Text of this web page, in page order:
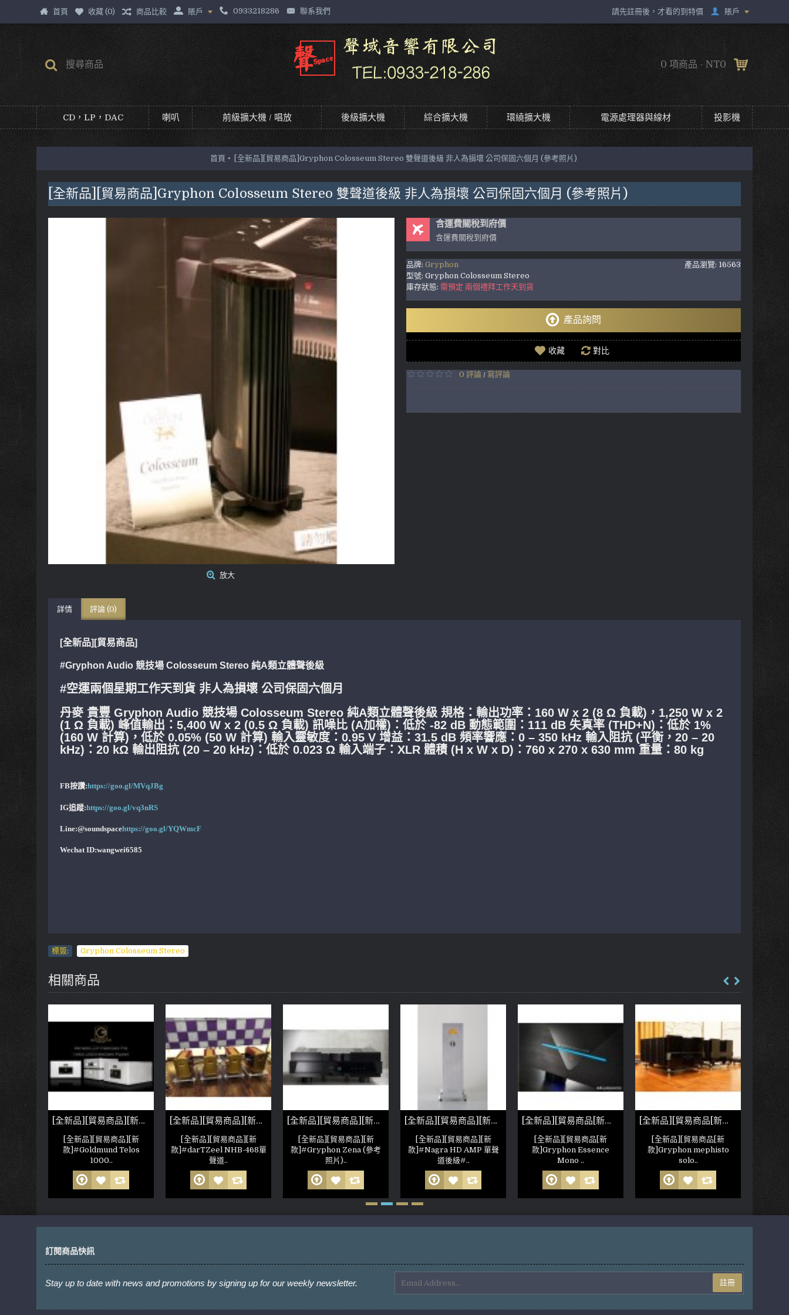
首頁 收藏 (0) 商品比較 賬戶 0933218286 聯系我們 請先註冊後，才看的到特價 賬戶
0 項商品 - NT0
CD，LP，DAC 喇叭 前級擴大機 / 唱放 後級擴大機 綜合擴大機 環繞擴大機 電源處理器與線材 投影機
首頁 [全新品][貿易商品]Gryphon Colosseum Stereo 雙聲道後級 非人為損壞 公司保固六個月 (參考照片)
[全新品][貿易商品]Gryphon Colosseum Stereo 雙聲道後級 非人為損壞 公司保固六個月 (參考照片)
放大
含運費關稅到府價
含運費關稅到府價
產品瀏覽: 16563
品牌: Gryphon
型號: Gryphon Colosseum Stereo
庫存狀態: 需預定 兩個禮拜工作天到貨
產品詢問
收藏 對比
0 評論 / 寫評論
詳情 評論 (0)
[全新品][貿易商品]
#Gryphon Audio 競技場 Colosseum Stereo 純A類立體聲後級
#空運兩個星期工作天到貨 非人為損壞 公司保固六個月
丹麥 貴豐 Gryphon Audio 競技場 Colosseum Stereo 純A類立體聲後級 規格：輸出功率：160 W x 2 (8 Ω 負載)，1,250 W x 2
(1 Ω 負載) 峰值輸出：5,400 W x 2 (0.5 Ω 負載) 訊噪比 (A加權)：低於 -82 dB 動態範圍：111 dB 失真率 (THD+N)：低於 1%
(160 W 計算)，低於 0.05% (50 W 計算) 輸入靈敏度：0.95 V 增益：31.5 dB 頻率響應：0 – 350 kHz 輸入阻抗 (平衡，20 – 20
kHz)：20 kΩ 輸出阻抗 (20 – 20 kHz)：低於 0.023 Ω 輸入端子：XLR 體積 (H x W x D)：760 x 270 x 630 mm 重量：80 kg
FB按讚:https://goo.gl/MVqJBg
IG追蹤:https://goo.gl/vq3nRS
Line:@soundspacehttps://goo.gl/YQWmcF
Wechat ID:wangwei6585
標簽: Gryphon Colosseum Stereo
相關商品
[全新品][貿易商品]Gryphon Mephisto Stereo 雙聲道後級 非人為損壞 公司保固六個月 (參考照片) [全新品][貿易商品][新款]Goldmund Telos 1000 NextGen Mono Amp 非人為損壞 公司保固六個月 (參考照片)
[全新品][貿易商品][新
款]#Goldmund Telos
1000..
[全新品][貿易商品][新款]darTZeel NHB-468 單聲道後級 Pair
[全新品][貿易商品][新
款]#darTZeel NHB-468單
聲道..
[全新品][貿易商品][新款] #Gryphon Zena (參考照片) 前級
[全新品][貿易商品][新
款]#Gryphon Zena (參考
照片)..
[全新品][貿易商品][新款]#Nagra HD AMP 單聲道後級 Pair
[全新品][貿易商品][新
款]#Nagra HD AMP 單聲
道後級#..
[全新品][貿易商品[新款]Gryphon Essence Mono Power Amplifier
[全新品][貿易商品[新
款]Gryphon Essence
Mono ..
[全新品][貿易商品[新款]Gryphon mephisto solo 一對
[全新品][貿易商品[新
款]Gryphon mephisto
solo..
[貿易商
訂閱商品快訊
Stay up to date with news and promotions by signing up for our weekly newsletter. 註冊